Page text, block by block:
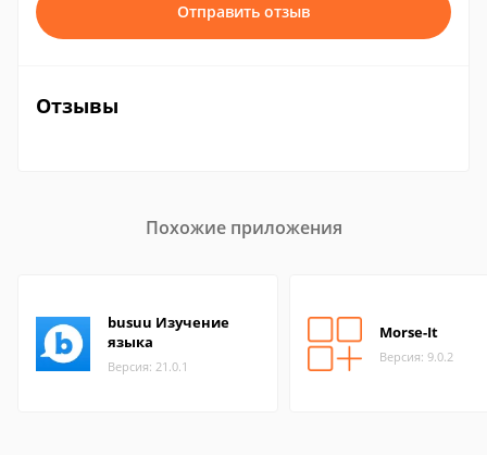
Отправить отзыв
Отзывы
Похожие приложения
busuu Изучение
языка
Версия: 21.0.1
Morse-It
Версия: 9.0.2